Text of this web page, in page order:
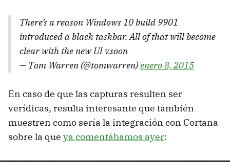
There’s a reason Windows 10 build 9901
introduced a black taskbar. All of that will become
clear with the new UI v.soon
— Tom Warren (@tomwarren)enero 8, 2015
En caso de que las capturas resulten ser
verídicas, resulta interesante que también
muestren como sería la integración con Cortana
sobre la que ya comentábamos ayer: